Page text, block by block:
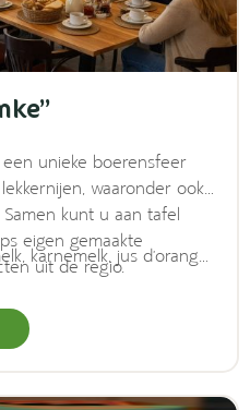
unieke boerensfeer
waaronder ook
kunt u aan tafel
eigen gemaakte
uit de regio.
karnemelk, jus d’orange
en krentenwegge